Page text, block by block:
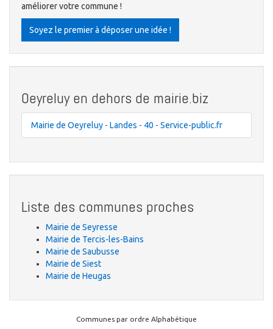
améliorer votre commune !
Soyez le premier à déposer une idée !
Oeyreluy en dehors de mairie.biz
Mairie de Oeyreluy - Landes - 40 - Service-public.fr
Liste des communes proches
Mairie de Seyresse
Mairie de Tercis-les-Bains
Mairie de Saubusse
Mairie de Siest
Mairie de Heugas
Communes par ordre Alphabétique